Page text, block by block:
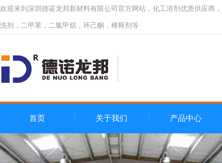
欢迎来到深圳德诺龙邦新材料有限公司官方网站，化工溶剂优质供应商
洗剂，二甲苯，二氯甲烷，环己酮，稀释剂等
首页 关于我们 产品中心